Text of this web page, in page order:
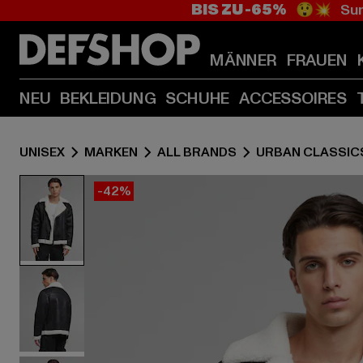
BIS ZU -65% 😲💥
MÄNNER FRAUEN
NEU BEKLEIDUNG SCHUHE ACCESSOIRES
UNISEX MARKEN ALL BRANDS URBAN
-42%